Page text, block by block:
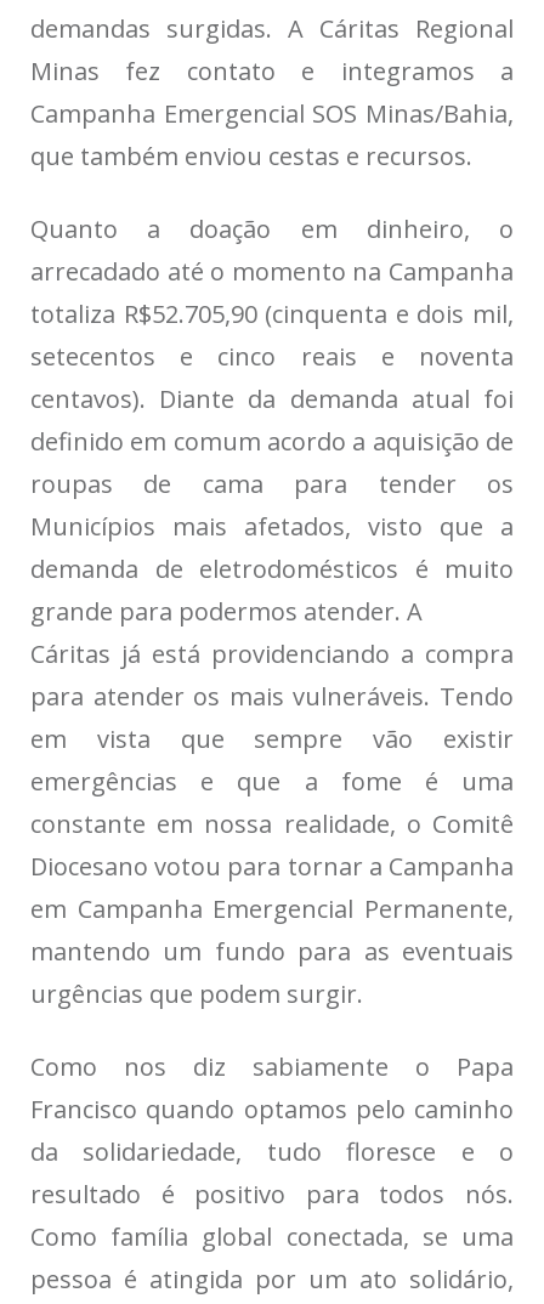
demandas surgidas. A Cáritas Regional
Minas fez contato e integramos a
Campanha Emergencial SOS Minas/Bahia,
que também enviou cestas e recursos.
Quanto a doação em dinheiro, o
arrecadado até o momento na Campanha
totaliza R$52.705,90 (cinquenta e dois mil,
setecentos e cinco reais e noventa
centavos). Diante da demanda atual foi
definido em comum acordo a aquisição de
roupas de cama para tender os
Municípios mais afetados, visto que a
demanda de eletrodomésticos é muito
grande para podermos atender. A
Cáritas já está providenciando a compra
para atender os mais vulneráveis. Tendo
em vista que sempre vão existir
emergências e que a fome é uma
constante em nossa realidade, o Comitê
Diocesano votou para tornar a Campanha
em Campanha Emergencial Permanente,
mantendo um fundo para as eventuais
urgências que podem surgir.
Como nos diz sabiamente o Papa
Francisco quando optamos pelo caminho
da solidariedade, tudo floresce e o
resultado é positivo para todos nós.
Como família global conectada, se uma
pessoa é atingida por um ato solidário,